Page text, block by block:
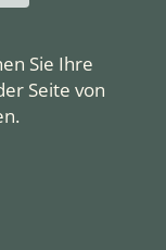
Sie Ihre
Seite von